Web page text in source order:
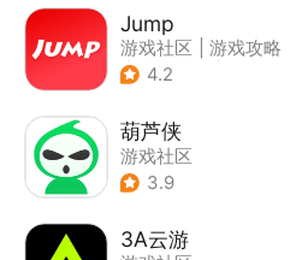
Jump
游戏社区
游戏攻略
| 游戏交易
4.2
葫芦侠
游戏社区
3.9
3A云游